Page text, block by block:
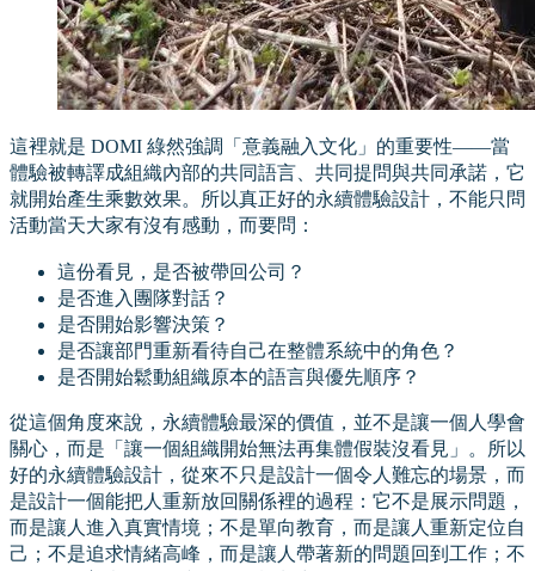
這裡就是 DOMI 綠然強調「意義融入文化」的重要性——當
體驗被轉譯成組織內部的共同語言、共同提問與共同承諾，它
就開始產生乘數效果。所以真正好的永續體驗設計，不能只問
活動當天大家有沒有感動，而要問：
這份看見，是否被帶回公司？
是否進入團隊對話？
是否開始影響決策？
是否讓部門重新看待自己在整體系統中的角色？
是否開始鬆動組織原本的語言與優先順序？
從這個角度來說，永續體驗最深的價值，並不是讓一個人學會
關心，而是「讓一個組織開始無法再集體假裝沒看見」。所以
好的永續體驗設計，從來不只是設計一個令人難忘的場景，而
是設計一個能把人重新放回關係裡的過程：它不是展示問題，
而是讓人進入真實情境；不是單向教育，而是讓人重新定位自
己；不是追求情緒高峰，而是讓人帶著新的問題回到工作；不